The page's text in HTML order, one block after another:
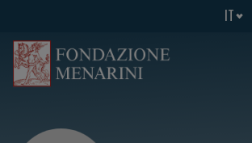
IT